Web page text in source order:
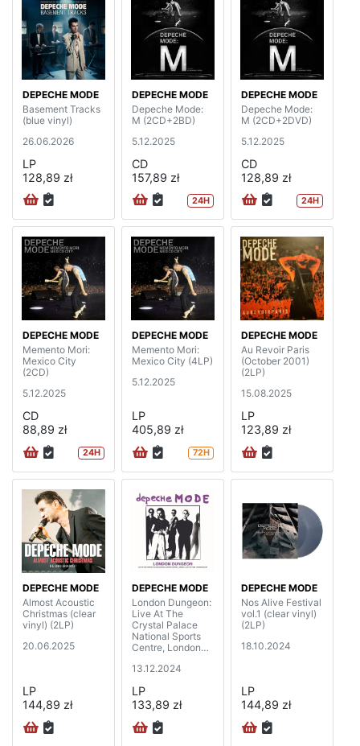
DEPECHE MODE
Basement Tracks
(blue vinyl)
26.06.2026
LP
128,89 zł
DEPECHE MODE
Depeche Mode:
M (2CD+2BD)
5.12.2025
CD
157,89 zł
24H
DEPECHE MODE
Depeche Mode:
M (2CD+2DVD)
5.12.2025
CD
128,89 zł
24H
DEPECHE MODE
Memento Mori:
Mexico City
(2CD)
5.12.2025
CD
88,89 zł
24H
DEPECHE MODE
Memento Mori:
Mexico City (4LP)
5.12.2025
LP
405,89 zł
72H
DEPECHE MODE
Au Revoir Paris
(October 2001)
(2LP)
15.08.2025
LP
123,89 zł
DEPECHE MODE
Almost Acoustic
Christmas (clear
vinyl) (2LP)
20.06.2025
LP
144,89 zł
DEPECHE MODE
London Dungeon:
Live At The
Crystal Palace
National Sports
Centre, London
13.12.2024
LP
133,89 zł
DEPECHE MODE
Nos Alive Festival
vol.1 (clear vinyl)
(2LP)
18.10.2024
LP
144,89 zł